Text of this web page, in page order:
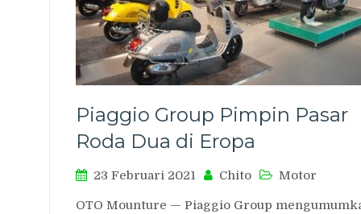
Piaggio Group Pimpin Pasar
Roda Dua di Eropa
23 Februari 2021 Chito Motor
OTO Mounture — Piaggio Group